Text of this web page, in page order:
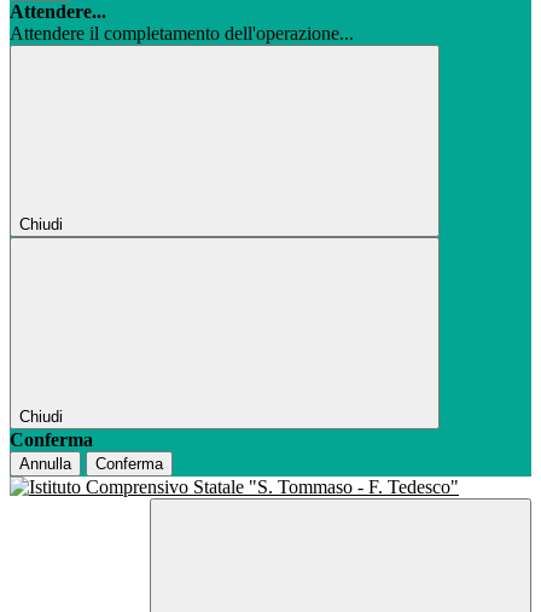
Attendere...
Attendere il completamento dell'operazione...
Chiudi
Chiudi
Conferma
Annulla Conferma